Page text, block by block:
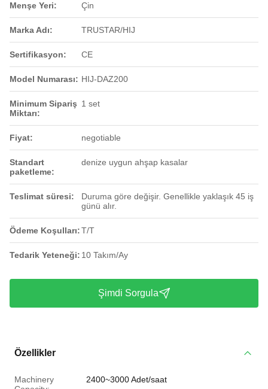
Menşe Yeri: Çin
Marka Adı: TRUSTAR/HIJ
Sertifikasyon: CE
Model Numarası: HIJ-DAZ200
Minimum Sipariş
Miktarı:
1 set
Fiyat: negotiable
Standart
paketleme:
denize uygun ahşap kasalar
Teslimat süresi:
Duruma göre değişir. Genellikle yaklaşık 45 iş
günü alır.
Ödeme Koşulları:T/T
Tedarik Yeteneği: 10 Takım/Ay
Şimdi Sorgula
Özellikler
Machinery
2400~3000 Adet/saat